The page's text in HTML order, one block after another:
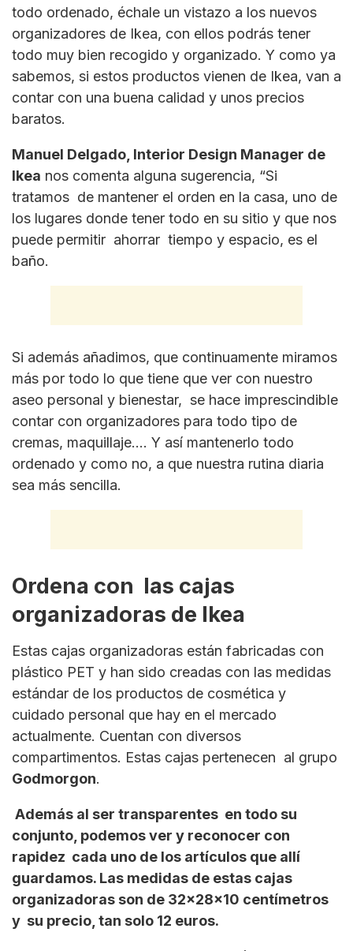
todo ordenado, échale un vistazo a los nuevos
organizadores de Ikea, con ellos podrás tener
todo muy bien recogido y organizado. Y como ya
sabemos, si estos productos vienen de Ikea, van a
contar con una buena calidad y unos precios
baratos.
Manuel Delgado, Interior Design Manager de
Ikea nos comenta alguna sugerencia, “Si
tratamos de mantener el orden en la casa, uno de
los lugares donde tener todo en su sitio y que nos
puede permitir ahorrar tiempo y espacio, es el
baño.
Si además añadimos, que continuamente miramos
más por todo lo que tiene que ver con nuestro
aseo personal y bienestar, se hace imprescindible
contar con organizadores para todo tipo de
cremas, maquillaje…. Y así mantenerlo todo
ordenado y como no, a que nuestra rutina diaria
sea más sencilla.
Ordena con las cajas
organizadoras de Ikea
Estas cajas organizadoras están fabricadas con
plástico PET y han sido creadas con las medidas
estándar de los productos de cosmética y
cuidado personal que hay en el mercado
actualmente. Cuentan con diversos
compartimentos. Estas cajas pertenecen al grupo
Godmorgon.
Además al ser transparentes en todo su
conjunto, podemos ver y reconocer con
rapidez cada uno de los artículos que allí
guardamos. Las medidas de estas cajas
organizadoras son de 32x28x10 centímetros
y su precio, tan solo 12 euros.